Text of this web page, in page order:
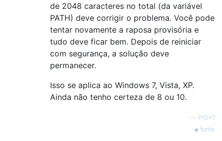
de 2048 caracteres no total (da variável
PATH) deve corrigir o problema. Você pode
tentar novamente a raposa provisória e
tudo deve ficar bem. Depois de reiniciar
com segurança, a solução deve
permanecer.
Isso se aplica ao Windows 7, Vista, XP.
Ainda não tenho certeza de 8 ou 10.
— Pr0x1
fonte